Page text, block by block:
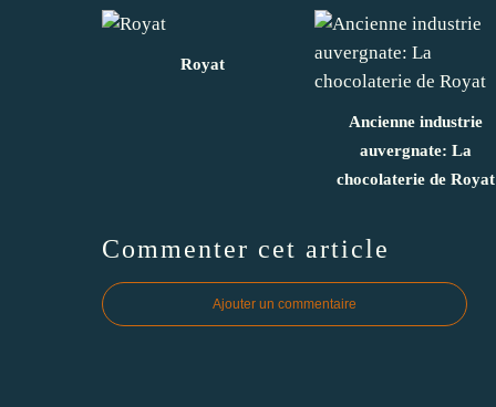
Royat
Ancienne industrie
auvergnate: La
chocolaterie de Royat
Commenter cet article
Ajouter un commentaire